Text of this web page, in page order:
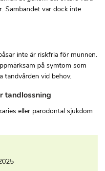
Sambandet var dock inte
inte är riskfria för munnen.
på symtom som
tandvården vid behov.
tandlossning
eller parodontal sjukdom